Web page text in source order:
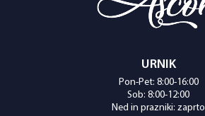
URNIK
Pon-Pet: 8:00-16:00
Sob: 8:00-12:00
Ned in prazniki: zaprto